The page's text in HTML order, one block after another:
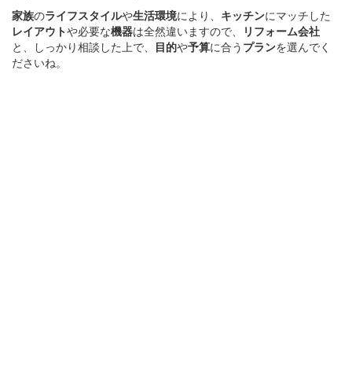
家族のライフスタイルや生活環境により、 キッチンにマッチした
レイアウトや必要な機器は全然違いますので、
リフォーム会社
と、しっかり相談した上で、 目的や予算に合う プランを選んでく
ださいね。